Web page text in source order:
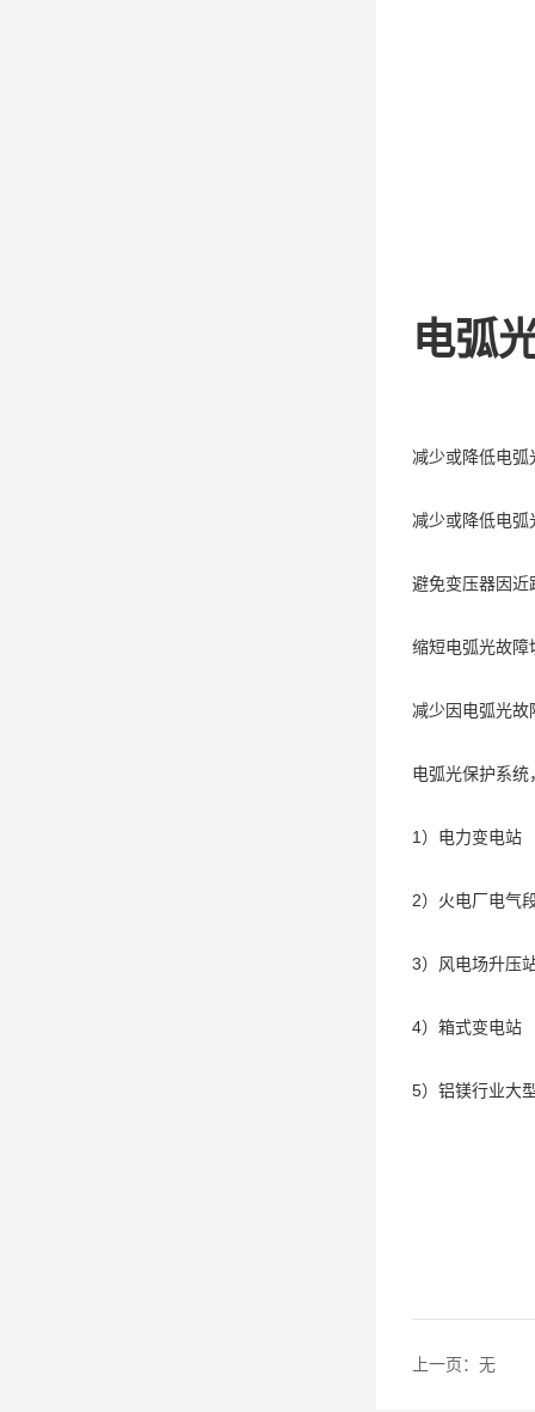
电弧
减少或降低电弧
减少或降低电弧
避免变压器因近
缩短电弧光故障
减少因电弧光故
电弧光保护系
1）电力变电站
2）火电厂电气
3）风电场升压
4）箱式变电站
5）铝镁行业大
上一页： 无